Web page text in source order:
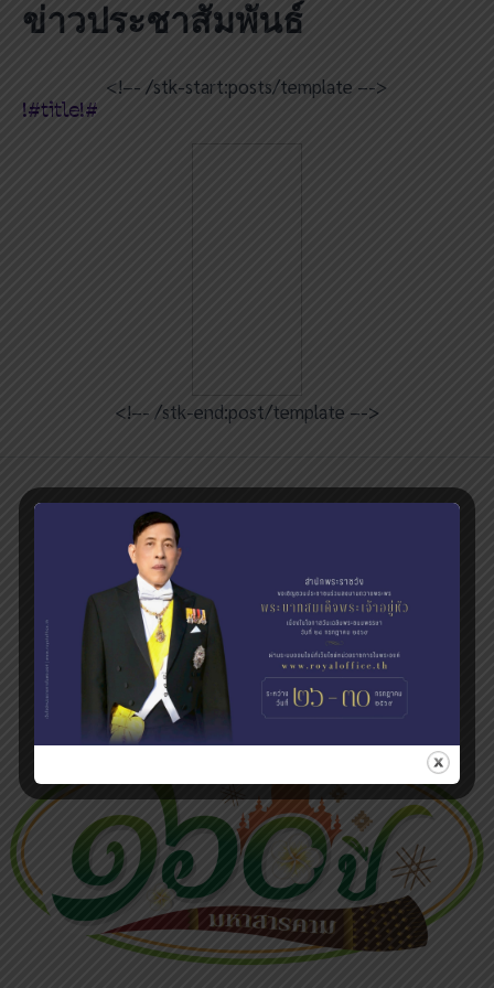
Skipข่าวประชาสัมพันธ์
<!–- /stk-start:posts/template –->
!#title!#
<!–- /stk-end:post/template –->
สำนักงานเกษตรจังหวัดมหาสารคาม
120 ม.11 ต.แวงน่าง อ.เมืองมหาสารคาม จ.มหาสารคาม
โทรศัพท์ : 0-4377-7137
e-mail : mahasarakham@doae.go.th